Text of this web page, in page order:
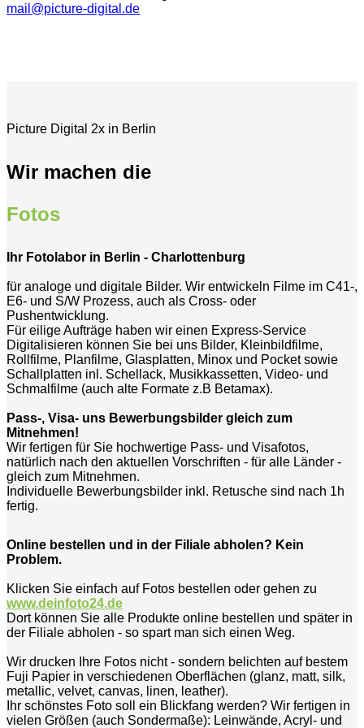
mail@picture-digital.de
Picture Digital 2x in Berlin
Wir machen die
Fotos
Ihr Fotolabor in Berlin - Charlottenburg
für analoge und digitale Bilder. Wir entwickeln Filme im C41-,
E6- und S/W Prozess, auch als Cross- oder
Pushentwicklung.
Für eilige Aufträge haben wir einen Express-Service
Digitalisieren können Sie bei uns Bilder, Kleinbildfilme,
Rollfilme, Planfilme, Glasplatten, Minox und Pocket sowie
Schallplatten inl. Schellack, Musikkassetten, Video- und
Schmalfilme (auch alte Formate z.B Betamax).
Pass-, Visa- uns Bewerbungsbilder gleich zum
Mitnehmen!
Wir fertigen für Sie hochwertige Pass- und Visafotos,
natürlich nach den aktuellen Vorschriften - für alle Länder -
gleich zum Mitnehmen.
Individuelle Bewerbungsbilder inkl. Retusche sind nach 1h
fertig.
Online bestellen und in der Filiale abholen? Kein
Problem.
Klicken Sie einfach auf Fotos bestellen oder gehen zu
www.deinfoto24.de
Dort können Sie alle Produkte online bestellen und später in
der Filiale abholen - so spart man sich einen Weg.
Wir drucken Ihre Fotos nicht - sondern belichten auf bestem
Fuji Papier in verschiedenen Oberflächen (glanz, matt, silk,
metallic, velvet, canvas, linen, leather).
Ihr schönstes Foto soll ein Blickfang werden? Wir fertigen in
vielen Größen (auch Sondermaße): Leinwände, Acryl- und